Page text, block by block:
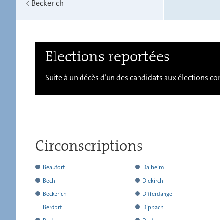
< Beckerich
Elections reportées
Suite à un décès d’un des candidats aux élections
Circonscriptions
Beaufort
a
rendu
´ensemble
Bech
a
rendu
l
Beckerich
Berdorf
a
rendu
l
´ensemble
Dalheim
a
rendu
l
´ensemble
Diekirch
a
rendu
l
Differdange
a Dippach